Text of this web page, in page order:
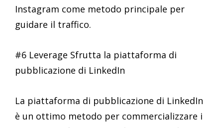
Instagram come metodo principale per
guidare il traffico.
#6 Leverage Sfrutta la piattaforma di
pubblicazione di LinkedIn
La piattaforma di pubblicazione di LinkedIn
è un ottimo metodo per commercializzare i